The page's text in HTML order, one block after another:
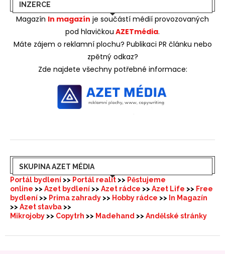
SKUPINA AZET MÉDIA
Portál bydlení >> Portál realit >> Pěstujeme
online >> Azet bydlení >> Azet rádce >> Azet Life >> Free
bydlení >> Prima zahrady >> Hobby rádce >> In Magazín
>> Azet stavba >>
Mikrojoby >> Copytrh >> Madehand >> Andělské stránky
INZERCE
Magazín In magazín je součástí médií provozovaných
pod hlavičkou AZETmédia.
Máte zájem o reklamní plochu? Publikaci PR článku nebo
zpětný odkaz?
Zde najdete všechny potřebné informace: